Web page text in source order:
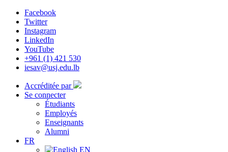
Facebook
Twitter
Instagram
LinkedIn
YouTube
+961 (1) 421 530
iesav@usj.edu.lb
Accréditée par
Se connecter
Étudiants
Employés
Enseignants
Alumni
FR
EN